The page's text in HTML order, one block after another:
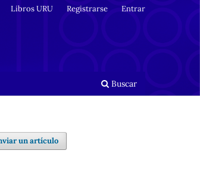
Buscar
Libros URU Registrarse Entrar
un artículo